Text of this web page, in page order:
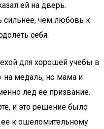
ей на дверь.
сильнее, чем любовь к
себя.
для хорошей учебы в
на медаль, но мама и
лед ее призвание.
и это решение было
к ошеломительному